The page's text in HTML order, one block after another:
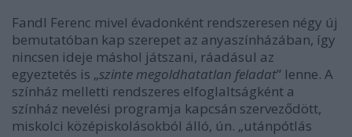
Fandl Ferenc mivel évadonként rendszeresen négy új
bemutatóban kap szerepet az anyaszínházában, így
nincsen ideje máshol játszani, ráadásul az
egyeztetés is „szinte megoldhatatlan feladat” lenne. A
színház melletti rendszeres elfoglaltságként a
színház nevelési programja kapcsán szerveződött,
miskolci középiskolásokból álló, ún. „utánpótlás